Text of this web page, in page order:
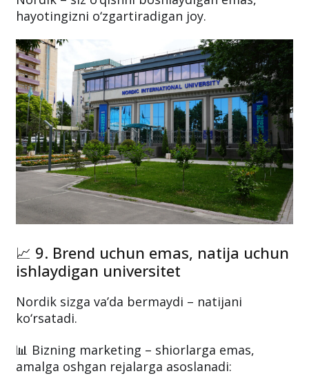
hayotingizni o‘zgartiradigan joy.
📈 9. Brend uchun emas, natija uchun
ishlaydigan universitet
Nordik sizga va’da bermaydi – natijani
ko‘rsatadi.
📊 Bizning marketing – shiorlarga emas,
amalga oshgan rejalarga asoslanadi: